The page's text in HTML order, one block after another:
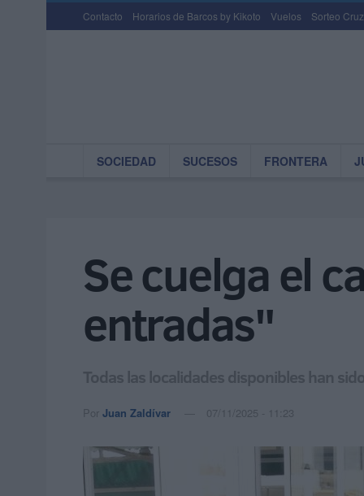
Contacto Horarios de Barcos by Kikoto Vuelos Sorteo
SOCIEDAD SUCESOS FRONTERA
Se cuelga el
entradas"
Todas las localidades disponibles han
Por Juan Zaldívar 07/11/2025 - 11:23